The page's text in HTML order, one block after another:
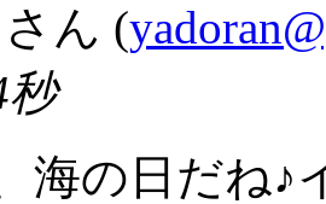
さん (
秒
海の日だね♪